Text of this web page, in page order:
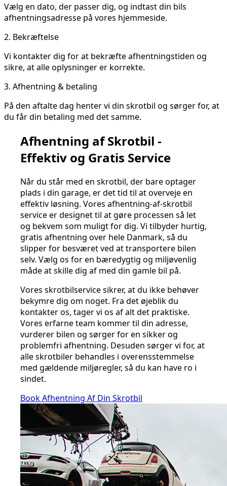
Vælg en dato, der passer dig, og indtast din bils
afhentningsadresse på vores hjemmeside.
2. Bekræftelse
Vi kontakter dig for at bekræfte afhentningstiden og
sikre, at alle oplysninger er korrekte.
3. Afhentning & betaling
På den aftalte dag henter vi din skrotbil og sørger for, at
du får din betaling med det samme.
Afhentning af Skrotbil -
Effektiv og Gratis Service
Når du står med en skrotbil, der bare optager
plads i din garage, er det tid til at overveje en
effektiv løsning. Vores afhentning-af-skrotbil
service er designet til at gøre processen så let
og bekvem som muligt for dig. Vi tilbyder hurtig,
gratis afhentning over hele Danmark, så du
slipper for besværet ved at transportere bilen
selv. Vælg os for en bæredygtig og miljøvenlig
måde at skille dig af med din gamle bil på.
Vores skrotbilservice sikrer, at du ikke behøver
bekymre dig om noget. Fra det øjeblik du
kontakter os, tager vi os af alt det praktiske.
Vores erfarne team kommer til din adresse,
vurderer bilen og sørger for en sikker og
problemfri afhentning. Desuden sørger vi for, at
alle skrotbiler behandles i overensstemmelse
med gældende miljøregler, så du kan have ro i
sindet.
Book Afhentning Af Din Skrotbil